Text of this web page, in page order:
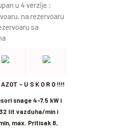
u 4 verzije :
na rezervoaru
sa
AZOT – U S K O R O !!!!
snage 4-7.5 kW i
lit vazduha/min i
max. Pritisak 8,